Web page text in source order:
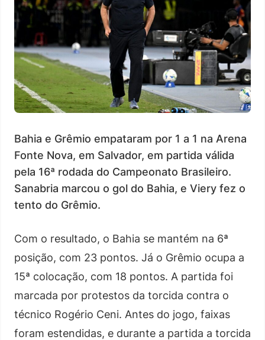
Bahia e Grêmio empataram por 1 a 1 na Arena
Fonte Nova, em Salvador, em partida válida
pela 16ª rodada do Campeonato Brasileiro.
Sanabria marcou o gol do Bahia, e Viery fez o
tento do Grêmio.
Com o resultado, o Bahia se mantém na 6ª
posição, com 23 pontos. Já o Grêmio ocupa a
15ª colocação, com 18 pontos. A partida foi
marcada por protestos da torcida contra o
técnico Rogério Ceni. Antes do jogo, faixas
foram estendidas, e durante a partida a torcida